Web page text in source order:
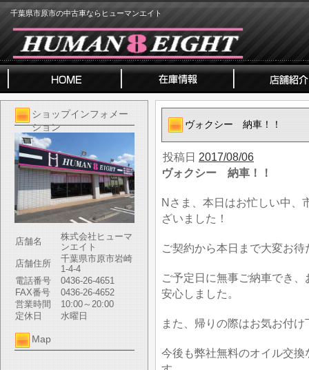
千葉県市原市の中古車ならヒューマンエイト
ショップインフォメー
ション
店舗名
株式会社ヒューマ
ンエイト
店舗住所
千葉県市原市岩崎
1-4-4
電話番号
0436-26-4651
FAX番号
0436-26-4652
営業時間
10:00～20:00
定休日
水曜日
Map
ヴォクシー 納車！！
投稿日 2017/08/06
ヴォクシー 納車！！
Nさま、本日はお忙しい中、
ざいました！
ご契約から本日まで大変お
ご予定日に無事ご納車でき
安心しました。
また、帰りの際はお気お付け
今後も弊社無料のオイル交